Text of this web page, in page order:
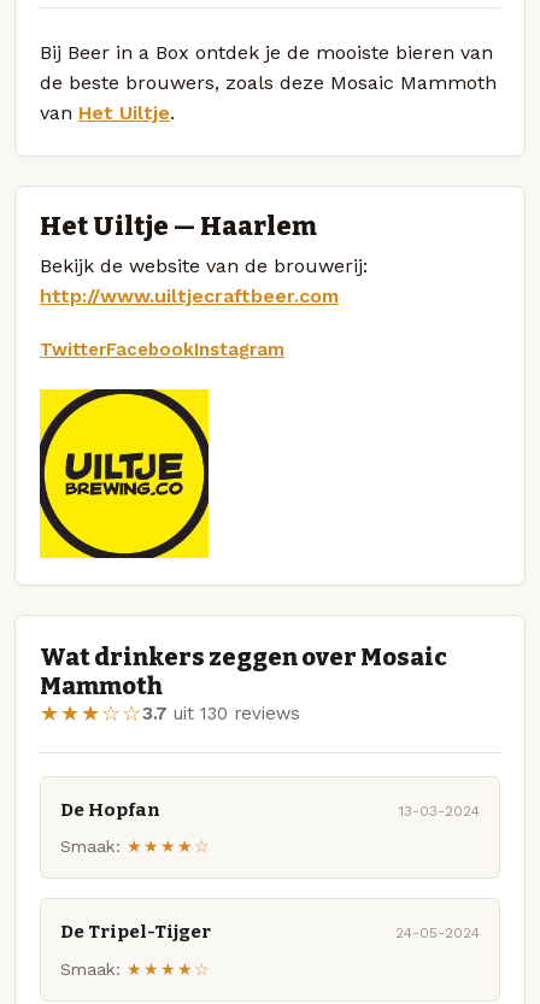
Bij Beer in a Box ontdek je de mooiste bieren van
de beste brouwers, zoals deze Mosaic Mammoth
van Het Uiltje.
Het Uiltje — Haarlem
Bekijk de website van de brouwerij:
http://www.uiltjecraftbeer.com
TwitterFacebookInstagram
Wat drinkers zeggen over Mosaic
Mammoth
★★★☆☆3.7 uit 130 reviews
De Hopfan 13-03-2024
Smaak: ★★★★☆
De Tripel-Tijger 24-05-2024
Smaak: ★★★★☆